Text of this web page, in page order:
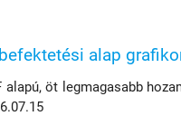
alap
öt legmagasabb